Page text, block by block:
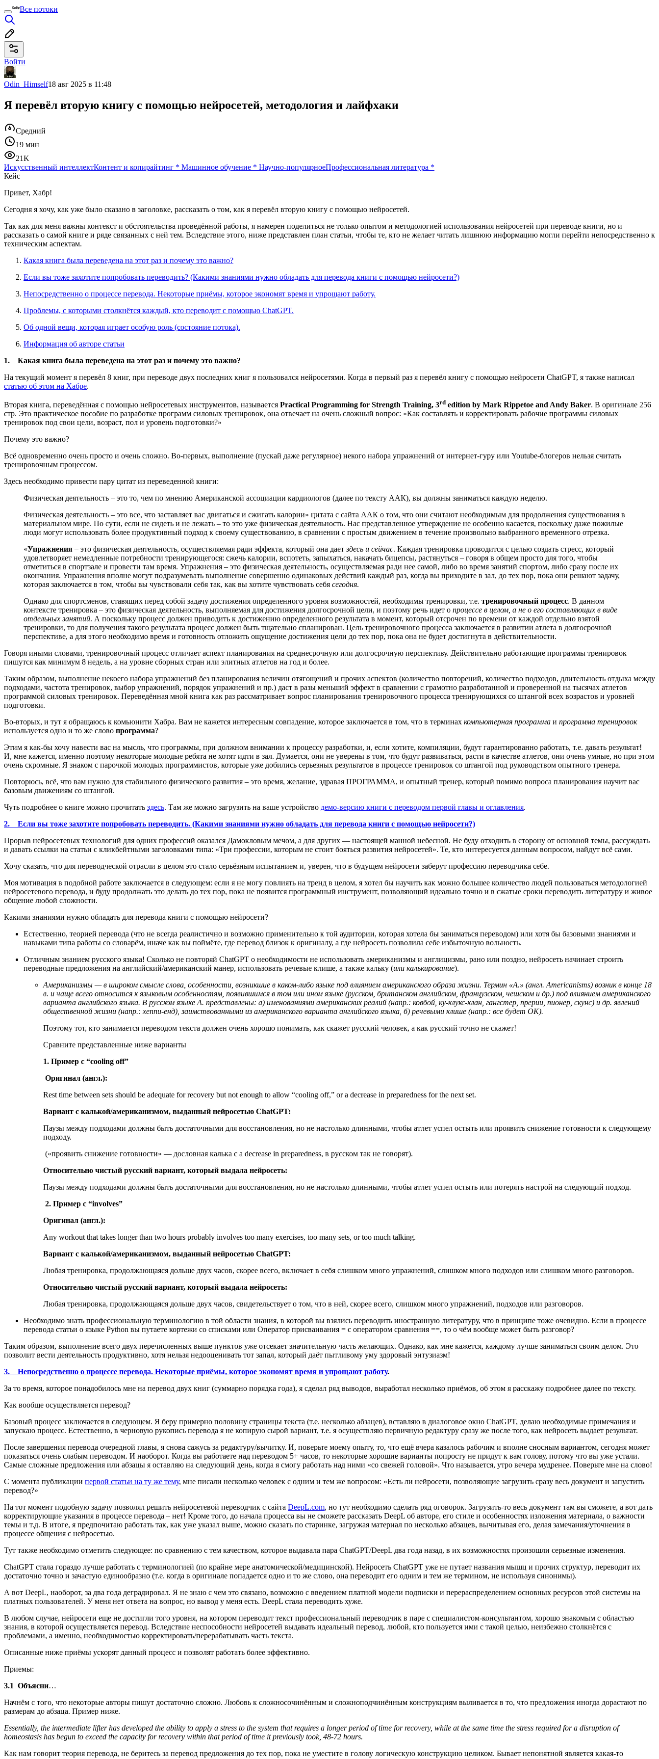
Все потоки
Войти
Odin_Himself18 авг 2025 в 11:48
Я перевёл вторую книгу с помощью нейросетей, методология и лайфхаки
Средний
19 мин
21K
Искусственный интеллектКонтент и копирайтинг * Машинное обучение * Научно-популярноеПрофессиональная литература *
Кейс
Привет, Хабр!
Сегодня я хочу, как уже было сказано в заголовке, рассказать о том, как я перевёл вторую книгу с помощью нейросетей.
Так как для меня важны контекст и обстоятельства проведённой работы, я намерен поделиться не только опытом и методологией использования нейросетей при переводе книги, но и
рассказать о самой книге и ряде связанных с ней тем. Вследствие этого, ниже представлен план статьи, чтобы те, кто не желает читать лишнюю информацию могли перейти непосредственно к
техническим аспектам.
Какая книга была переведена на этот раз и почему это важно?
Если вы тоже захотите попробовать переводить? (Какими знаниями нужно обладать для перевода книги с помощью нейросети?)
Непосредственно о процессе перевода. Некоторые приёмы, которое экономят время и упрощают работу.
Проблемы, с которыми столкнётся каждый, кто переводит с помощью ChatGPT.
Об одной вещи, которая играет особую роль (состояние потока).
Информация об авторе статьи
1. Какая книга была переведена на этот раз и почему это важно?
На текущий момент я перевёл 8 книг, при переводе двух последних книг я пользовался нейросетями. Когда в первый раз я перевёл книгу с помощью нейросети ChatGPT, я также написал
статью об этом на Хабре.
Вторая книга, переведённая с помощью нейросетевых инструментов, называется Practical Programming for Strength Training, 3rd edition by Mark Rippetoe and Andy Baker. В оригинале 256
стр. Это практическое пособие по разработке программ силовых тренировок, она отвечает на очень сложный вопрос: «Как составлять и корректировать рабочие программы силовых
тренировок под свои цели, возраст, пол и уровень подготовки?»
Почему это важно?
Всё одновременно очень просто и очень сложно. Во-первых, выполнение (пускай даже регулярное) некого набора упражнений от интернет-гуру или Youtube-блогеров нельзя считать
тренировочным процессом.
Здесь необходимо привести пару цитат из переведенной книги:
Физическая деятельность – это то, чем по мнению Американской ассоциации кардиологов (далее по тексту ААК), вы должны заниматься каждую неделю.
Физическая деятельность – это все, что заставляет вас двигаться и сжигать калории» цитата с сайта ААК о том, что они считают необходимым для продолжения существования в
материальном мире. По сути, если не сидеть и не лежать – то это уже физическая деятельность. Нас представленное утверждение не особенно касается, поскольку даже пожилые
люди могут использовать более продуктивный подход к своему существованию, в сравнении с простым движением в течение произвольно выбранного временного отрезка.
«Упражнения – это физическая деятельность, осуществляемая ради эффекта, который она даетздесь и сейчас. Каждая тренировка проводится с целью создать стресс, который
удовлетворяет немедленные потребности тренирующегося: сжечь калории, вспотеть, запыхаться, накачать бицепсы, растянуться – говоря в общем просто для того, чтобы
отметиться в спортзале и провести там время. Упражнения – это физическая деятельность, осуществляемая ради нее самой, либо во время занятий спортом, либо сразу после их
окончания. Упражнения вполне могут подразумевать выполнение совершенно одинаковых действий каждый раз, когда вы приходите в зал, до тех пор, пока они решают задачу,
которая заключается в том, чтобы вы чувствовали себя так, как вы хотите чувствовать себя сегодня.
Однако для спортсменов, ставящих перед собой задачу достижения определенного уровня возможностей, необходимы тренировки, т.е. тренировочный процесс. В данном
контексте тренировка – это физическая деятельность, выполняемая для достижения долгосрочной цели, и поэтому речь идет о процессе в целом, а не о его составляющих в виде
отдельных занятий. А поскольку процесс должен приводить к достижению определенного результата в момент, который отсрочен по времени от каждой отдельно взятой
тренировки, то для получения такого результата процесс должен быть тщательно спланирован. Цель тренировочного процесса заключается в развитии атлета в долгосрочной
перспективе, а для этого необходимо время и готовность отложить ощущение достижения цели до тех пор, пока она не будет достигнута в действительности.
Говоря иными словами, тренировочный процесс отличает аспект планирования на среднесрочную или долгосрочную перспективу. Действительно работающие программы тренировок
пишутся как минимум 8 недель, а на уровне сборных стран или элитных атлетов на год и более.
Таким образом, выполнение некоего набора упражнений без планирования величин отягощений и прочих аспектов (количество повторений, количество подходов, длительность отдыха между
подходами, частота тренировок, выбор упражнений, порядок упражнений и пр.) даст в разы меньший эффект в сравнении с грамотно разработанной и проверенной на тысячах атлетов
программой силовых тренировок. Переведённая мной книга как раз рассматривает вопрос планирования тренировочного процесса тренирующихся со штангой всех возрастов и уровней
подготовки.
Во-вторых, и тут я обращаюсь к комьюнити Хабра. Вам не кажется интересным совпадение, которое заключается в том, что в терминах компьютерная программа и программа тренировок
используется одно и то же слово программа?
Этим я как-бы хочу навести вас на мысль, что программы, при должном внимании к процессу разработки, и, если хотите, компиляции, будут гарантированно работать, т.е. давать результат!
И, мне кажется, именно поэтому некоторые молодые ребята не хотят идти в зал. Думается, они не уверены в том, что будут развиваться, расти в качестве атлетов, они очень умные, но при этом
очень скромные. Я знаком с парочкой молодых программистов, которые уже добились серьезных результатов в процессе тренировок со штангой под руководством опытного тренера.
Повторюсь, всё, что вам нужно для стабильного физического развития – это время, желание, здравая ПРОГРАММА, и опытный тренер, который помимо вопроса планирования научит вас
базовым движениям со штангой.
Чуть подробнее о книге можно прочитать здесь. Там же можно загрузить на ваше устройство демо-версию книги с переводом первой главы и оглавления.
2. Если вы тоже захотите попробовать переводить. (Какими знаниями нужно обладать для перевода книги с помощью нейросети?)
Прорыв нейросетевых технологий для одних профессий оказался Дамокловым мечом, а для других — настоящей манной небесной. Не буду отходить в сторону от основной темы, рассуждать
и давать ссылки на статьи с кликбейтными заголовками типа: «Три профессии, которым не стоит бояться развития нейросетей». Те, кто интересуется данным вопросом, найдут всё сами.
Хочу сказать, что для переводческой отрасли в целом это стало серьёзным испытанием и, уверен, что в будущем нейросети заберут профессию переводчика себе.
Моя мотивация в подобной работе заключается в следующем: если я не могу повлиять на тренд в целом, я хотел бы научить как можно большее количество людей пользоваться методологией
нейросетевого перевода, и буду продолжать это делать до тех пор, пока не появится программный инструмент, позволяющий идеально точно и в сжатые сроки переводить литературу и живое
общение любой сложности.
Какими знаниями нужно обладать для перевода книги с помощью нейросети?
Естественно, теорией перевода (что не всегда реалистично и возможно применительно к той аудитории, которая хотела бы заниматься переводом) или хотя бы базовыми знаниями и
навыками типа работы со словарём, иначе как вы поймёте, где перевод близок к оригиналу, а где нейросеть позволила себе избыточную вольность.
Отличным знанием русского языка! Сколько не повторяй ChatGPT о необходимости не использовать американизмы и англицизмы, рано или поздно, нейросеть начинает строить
переводные предложения на английский/американский манер, использовать речевые клише, а также кальку (или калькирование).
Американизмы — в широком смысле слова, особенности, возникшие в каком-либо языке под влиянием американского образа жизни. Термин «А.» (англ. Americanisms) возник в конце 18
в. и чаще всего относится к языковым особенностям, появившимся в том или ином языке (русском, британском английском, французском, чешском и др.) под влиянием американского
варианта английского языка. В русском языке А. представлены: а) именованиями американских реалий (напр.: ковбой, ку-клукс-клан, гангстер, прерии, пионер, скунс) и др. явлений
общественной жизни (напр.: хеппи-енд), заимствованными из американского варианта английского языка, б) речевыми клише (напр.: все будет ОК).
Поэтому тот, кто занимается переводом текста должен очень хорошо понимать, как скажет русский человек, а как русский точно не скажет!
Сравните представленные ниже варианты
1. Пример с “cooling off”
Оригинал (англ.):
Rest time between sets should be adequate for recovery but not enough to allow “cooling off,” or a decrease in preparedness for the next set.
Вариант с калькой/американизмом, выданный нейросетью ChatGPT:
Паузы между подходами должны быть достаточными для восстановления, но не настолько длинными, чтобы атлет успел остыть или проявить снижение готовности к следующему
подходу.
(«проявить снижение готовности» — дословная калька с a decrease in preparedness, в русском так не говорят).
Относительно чистый русский вариант, который выдала нейросеть:
Паузы между подходами должны быть достаточными для восстановления, но не настолько длинными, чтобы атлет успел остыть или потерять настрой на следующий подход.
2. Пример с “involves”
Оригинал (англ.):
Any workout that takes longer than two hours probably involves too many exercises, too many sets, or too much talking.
Вариант с калькой/американизмом, выданный нейросетью ChatGPT:
Любая тренировка, продолжающаяся дольше двух часов, скорее всего, включает в себя слишком много упражнений, слишком много подходов или слишком много разговоров.
Относительно чистый русский вариант, который выдала нейросеть:
Любая тренировка, продолжающаяся дольше двух часов, свидетельствует о том, что в ней, скорее всего, слишком много упражнений, подходов или разговоров.
Необходимо знать профессиональную терминологию в той области знания, в которой вы взялись переводить иностранную литературу, что в принципе тоже очевидно. Если в процессе
перевода статьи о языке Python вы путаете кортежи со списками или Оператор присваивания = с оператором сравнения ==, то о чём вообще может быть разговор?
Таким образом, выполнение всего двух перечисленных выше пунктов уже отсекает значительную часть желающих. Однако, как мне кажется, каждому лучше заниматься своим делом. Это
позволит вести деятельность продуктивно, хотя нельзя недооценивать тот запал, который даёт пытливому уму здоровый энтузиазм!
3. Непосредственно о процессе перевода. Некоторые приёмы, которое экономят время и упрощают работу.
За то время, которое понадобилось мне на перевод двух книг (суммарно порядка года), я сделал ряд выводов, выработал несколько приёмов, об этом я расскажу подробнее далее по тексту.
Как вообще осуществляется перевод?
Базовый процесс заключается в следующем. Я беру примерно половину страницы текста (т.е. несколько абзацев), вставляю в диалоговое окно ChatGPT, делаю необходимые примечания и
запускаю процесс. Естественно, в черновую рукопись перевода я не копирую сырой вариант, т.е. я осуществляю первичную редактуру сразу же после того, как нейросеть выдает результат.
После завершения перевода очередной главы, я снова сажусь за редактуру/вычитку. И, поверьте моему опыту, то, что ещё вчера казалось рабочим и вполне сносным вариантом, сегодня может
показаться очень слабым переводом. И наоборот. Когда вы работаете над переводом 5+ часов, то некоторые хорошие варианты попросту не придут к вам голову, потому что вы уже устали.
Самые сложные предложения или абзацы я оставляю на следующий день, когда я смогу работать над ними «со свежей головой». Что называется, утро вечера мудренее. Поверьте мне на слово!
С момента публикации первой статьи на ту же тему, мне писали несколько человек с одним и тем же вопросом: «Есть ли нейросети, позволяющие загрузить сразу весь документ и запустить
перевод?»
На тот момент подобную задачу позволял решить нейросетевой переводчик с сайта DeepL.com, но тут необходимо сделать ряд оговорок. Загрузить-то весь документ там вы сможете, а вот дать
корректирующие указания в процессе перевода – нет! Кроме того, до начала процесса вы не сможете рассказать DeepL об авторе, его стиле и особенностях изложения материала, о важности
темы и т.д. В итоге, я предпочитаю работать так, как уже указал выше, можно сказать по старинке, загружая материал по несколько абзацев, вычитывая его, делая замечания/уточнения в
процессе общения с нейросетью.
Тут также необходимо отметить следующее: по сравнению с тем качеством, которое выдавала пара ChatGPT/DeepL два года назад, в их возможностях произошли серьезные изменения.
ChatGPT стала гораздо лучше работать с терминологией (по крайне мере анатомической/медицинской). Нейросеть ChatGPT уже не путает названия мышц и прочих структур, переводит их
достаточно точно и зачастую единообразно (т.е. когда в оригинале попадается одно и то же слово, она переводит его одним и тем же термином, не используя синонимы).
А вот DeepL, наоборот, за два года деградировал. Я не знаю с чем это связано, возможно с введением платной модели подписки и перераспределением основных ресурсов этой системы на
платных пользователей. У меня нет ответа на вопрос, но вывод у меня есть. DeepL стала переводить хуже.
В любом случае, нейросети еще не достигли того уровня, на котором переводит текст профессиональный переводчик в паре с специалистом-консультантом, хорошо знакомым с областью
знания, в которой осуществляется перевод. Вследствие неспособности нейросетей выдавать идеальный перевод, любой, кто пользуется ими с такой целью, неизбежно столкнётся с
проблемами, а именно, необходимостью корректировать/перерабатывать часть текста.
Описанные ниже приёмы ускорят данный процесс и позволят работать более эффективно.
Приемы:
3.1 Объясни…
Начнём с того, что некоторые авторы пишут достаточно сложно. Любовь к сложносочинённым и сложноподчинённым конструкциям выливается в то, что предложения иногда дорастают по
размерам до абзаца. Пример ниже.
Essentially, the intermediate lifter has developed the ability to apply a stress to the system that requires a longer period of time for recovery, while at the same time the stress required for a disruption of
homeostasis has begun to exceed the capacity for recovery within that period of time it previously took, 48-72 hours.
Как нам говорит теория перевода, не беритесь за перевод предложения до тех пор, пока не уместите в голову логическую конструкцию целиком. Бывает непонятной является какая-то